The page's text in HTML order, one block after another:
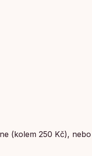
(kolem 250 Kč),